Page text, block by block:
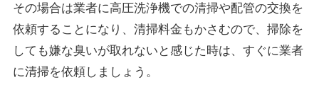
その場合は業者に高圧洗浄機での清掃や配管の交換を
依頼することになり、清掃料金もかさむので、掃除を
しても嫌な臭いが取れないと感じた時は、すぐに業者
に清掃を依頼しましょう。